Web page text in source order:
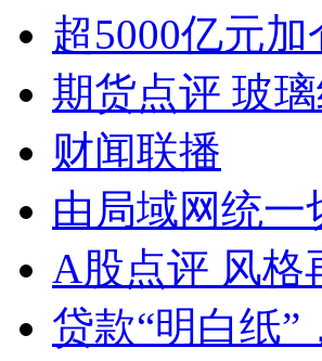
超5000亿元
期货点评 玻
财闻联播
由局域网统
A股点评 风格
贷款“明白纸”